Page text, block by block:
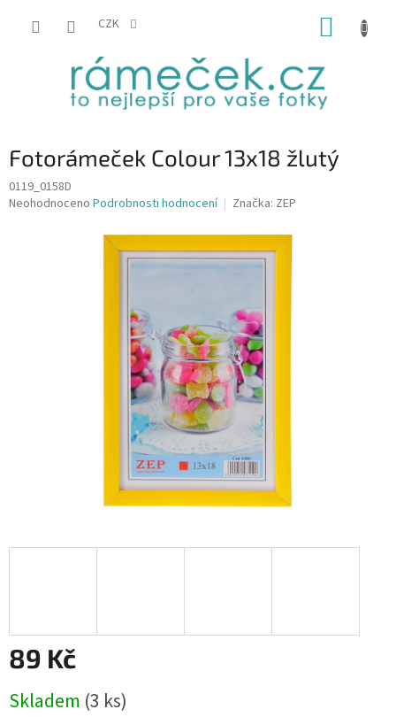
CZK
Fotorámeček Colour 13x18 žlutý
0119_0158D
Průměrné
Neohodnoceno Podrobnosti hodnocení Značka: ZEP
89 Kč
cena:
Skladem (3 ks)